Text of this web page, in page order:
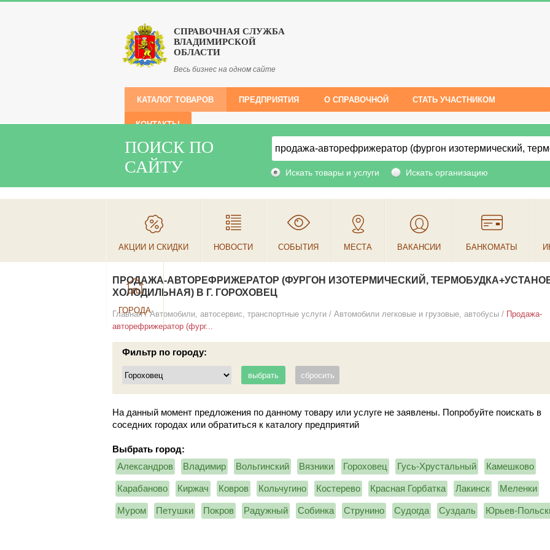
СПРАВОЧНАЯ СЛУЖБА
ВЛАДИМИРСКОЙ
ОБЛАСТИ
Весь бизнес на одном сайте
КАТАЛОГ ТОВАРОВ ПРЕДПРИЯТИЯ О СПРАВОЧНОЙ СТАТЬ УЧАСТНИКОМ
КОНТАКТЫ
ПОИСК ПО
САЙТУ
Искать товары и услуги Искать организацию
АКЦИИ И СКИДКИ НОВОСТИ СОБЫТИЯ МЕСТА ВАКАНСИИ БАНКОМАТЫ
ГОРОДА
ПРОДАЖА-АВТОРЕФРИЖЕРАТОР (ФУРГОН ИЗОТЕРМИЧЕСКИЙ,
ХОЛОДИЛЬНАЯ) В Г. ГОРОХОВЕЦ
Главная/Автомобили, автосервис, транспортные услуги / Автомобили легковые и грузовые, автобусы / Продажа-
авторефрижератор (фург...
Фильтр по городу:
На данный момент предложения по данному товару или услуге не заявлены. Попробуйте поискать в
соседних городах или обратиться к каталогу предприятий
Выбрать город:
Александров
Владимир Вольгинский Вязники Гороховец Гусь-Хрустальный Камешково
Карабаново Киржач Ковров Кольчугино Костерево Красная Горбатка Лакинск Меленки
Муром Петушки Покров Радужный Собинка Струнино Судогда Суздаль Юрьев-